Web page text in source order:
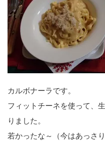
カルボナーラです。
フィットチーネを使って、
りました。
若かったな～（今はあっさり